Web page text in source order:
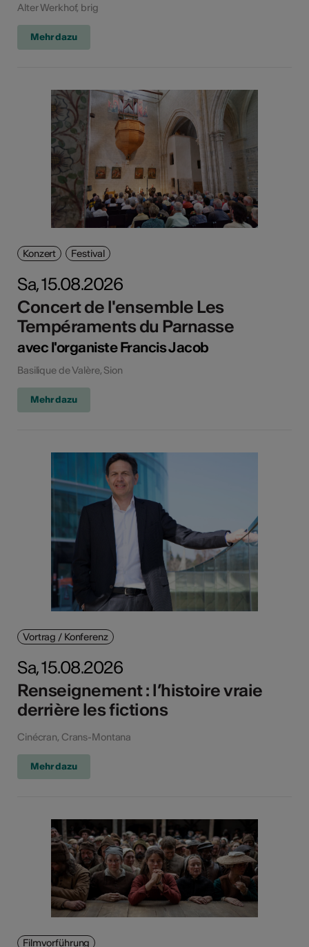
Alter Werkhof, brig
Mehr dazu
Konzert Festival
Sa, 15.08.2026
Concert de l'ensemble Les
Tempéraments du Parnasse
avec l'organiste Francis Jacob
Basilique de Valère, Sion
Mehr dazu
Vortrag / Konferenz
Sa, 15.08.2026
Renseignement : l’histoire vraie
derrière les fictions
Cinécran, Crans-Montana
Mehr dazu
Filmvorführung